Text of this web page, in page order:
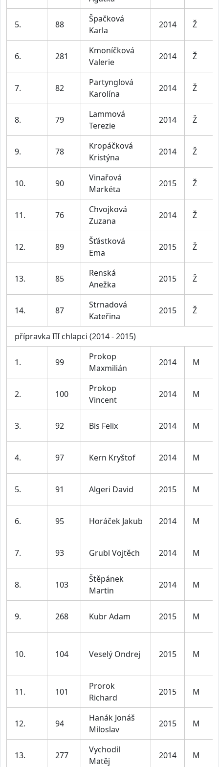
5. 88
Špačková
Karla
2014 Ž
6. 281
Kmoníčková
Valerie
2014 Ž
7. 82
Partynglová
Karolína
2014 Ž
8. 79
Lammová
Terezie
2014 Ž
9. 78
Kropáčková
Kristýna
2014 Ž
10. 90
Vinařová
Markéta
2015 Ž
11. 76
Chvojková
Zuzana
2014 Ž
12. 89
Šťástková
Ema
2015 Ž
13. 85
Renská
Anežka
2015 Ž
14. 87
Strnadová
Kateřina
2015 Ž
přípravka III chlapci (2014 - 2015)
1. 99
Prokop
Maxmilián
2014 M
2. 100
Prokop
Vincent
2014 M
3. 92 Bis Felix 2014 M
4. 97 Kern Kryštof 2014 M
5. 91 Algeri David 2015 M
6. 95 Horáček Jakub 2014 M
7. 93 Grubl Vojtěch 2014 M
8. 103
Štěpánek
Martin
2014 M
9. 268 Kubr Adam 2015 M
10. 104 Veselý Ondrej 2015 M
11. 101
Prorok
Richard
2015 M
12. 94
Hanák Jonáš
Miloslav
2015 M
13. 277
Vychodil
Matěj
2014 M